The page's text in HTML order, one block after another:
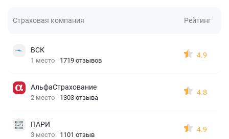
Страховая компания Рейтинг
ВСК
1 место 1719 отзывов
4.9
АльфаСтрахование
2 место 1303 отзыва
4.8
ПАРИ
3 место 1101 отзыв
4.9